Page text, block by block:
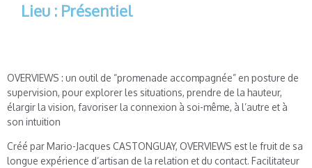
Lieu : Présentiel
OVERVIEWS : un outil de “promenade accompagnée” en posture de
supervision, pour explorer les situations, prendre de la hauteur,
élargir la vision, favoriser la connexion à soi-même, à l’autre et à
son intuition
Créé par Mario-Jacques CASTONGUAY, OVERVIEWS est le fruit de sa
longue expérience d’artisan de la relation et du contact. Facilitateur